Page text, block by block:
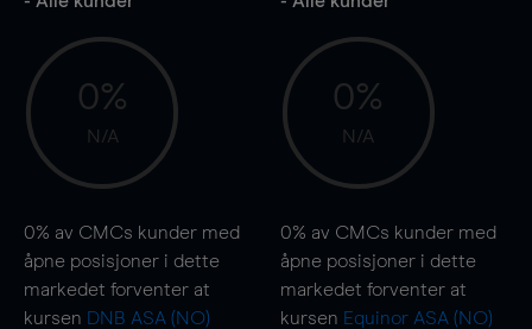
0%
N/A
0% av CMCs kunder med
åpne posisjoner i dette
markedet forventer at
kursen DNB ASA (NO)
0%
N/A
0% av CMCs kunder med
åpne posisjoner i dette
markedet forventer at
kursen Equinor ASA (NO)